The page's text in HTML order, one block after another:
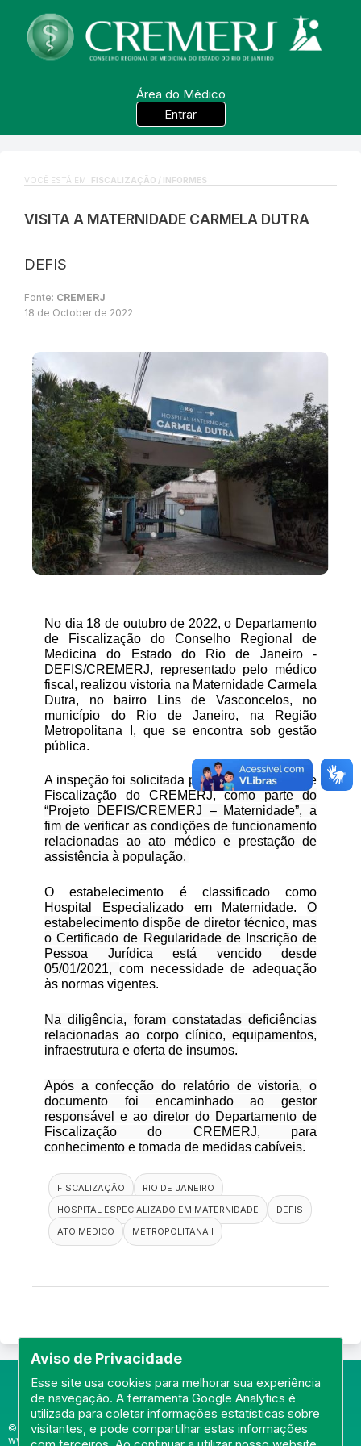
Área do Médico
Entrar
Aviso de Privacidade
Esse site usa cookies para melhorar sua experiência
de navegação. A ferramenta Google Analytics é
utilizada para coletar informações estatísticas sobre
visitantes, e pode compartilhar estas informações
VOCÊ ESTÁ EM: FISCALIZAÇÃO / INFORMES
VISITA A MATERNIDADE CARMELA DUTRA
DEFIS
Fonte: CREMERJ
18 de October de 2022
No dia 18 de outubro de 2022, o Departamento
de Fiscalização do Conselho Regional de
Medicina do Estado do Rio de Janeiro -
DEFIS/CREMERJ, representado pelo médico
fiscal, realizou vistoria na Maternidade Carmela
Dutra, no bairro Lins de Vasconcelos, no
município do Rio de Janeiro, na Região
Metropolitana I, que se encontra sob gestão
pública.
A inspeção foi solicitada pelo Departamento de
Fiscalização do CREMERJ,como parte do
“Projeto DEFIS/CREMERJ – Maternidade”, a
fim de verificar as condições de funcionamento
relacionadas ao ato médico e prestação de
assistência à população.
O estabelecimento é classificado como
Hospital Especializado em Maternidade. O
estabelecimento dispõe de diretor técnico, mas
o Certificado de Regularidade de Inscrição de
Pessoa Jurídica está vencido desde
05/01/2021, com necessidade de adequação
às normas vigentes.
Na diligência, foram constatadas deficiências
relacionadas ao corpo clínico, equipamentos,
infraestrutura e oferta de insumos.
Após a confecção do relatório de vistoria, o
documento foi encaminhado ao gestor
responsável e ao diretor do Departamento de
Fiscalização do CREMERJ, para
conhecimento e tomada de medidas cabíveis.
FISCALIZAÇÃO
RIO DE JANEIRO
HOSPITAL ESPECIALIZADO EM MATERNIDADE
DEFIS
ATO MÉDICO
METROPOLITANA I
© Portal do Conselho Regional de Medicina do Rio de Janeiro -
www.cremerj.org.br